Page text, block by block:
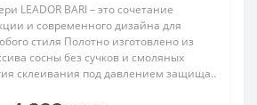
LEADOR BARI – это сочетание
и современного дизайна для
стиля Полотно изготовлено из
сосны без сучков и смоляных
склеивания под давлением защища..